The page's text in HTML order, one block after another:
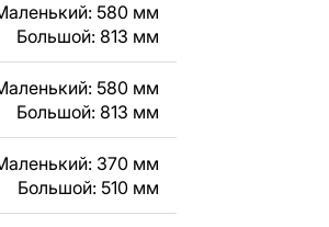
с нами в
580 мм
Большой: 813 мм
580 мм
Большой: 813 мм
370 мм
Большой: 510 мм